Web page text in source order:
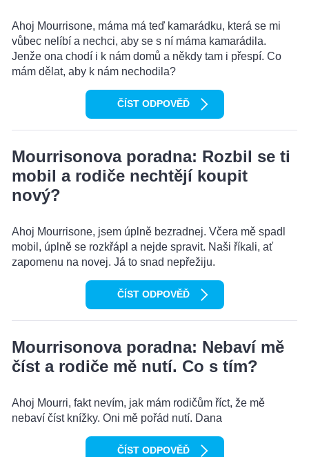
Ahoj Mourrisone, máma má teď kamarádku, která se mi
vůbec nelíbí a nechci, aby se s ní máma kamarádila.
Jenže ona chodí i k nám domů a někdy tam i přespí. Co
mám dělat, aby k nám nechodila?
ČÍST ODPOVĚĎ
Mourrisonova poradna: Rozbil se ti
mobil a rodiče nechtějí koupit
nový?
Ahoj Mourrisone, jsem úplně bezradnej. Včera mě spadl
mobil, úplně se rozkřápl a nejde spravit. Naši říkali, ať
zapomenu na novej. Já to snad nepřežiju.
ČÍST ODPOVĚĎ
Mourrisonova poradna: Nebaví mě
číst a rodiče mě nutí. Co s tím?
Ahoj Mourri, fakt nevím, jak mám rodičům říct, že mě
nebaví číst knížky. Oni mě pořád nutí. Dana
ČÍST ODPOVĚĎ